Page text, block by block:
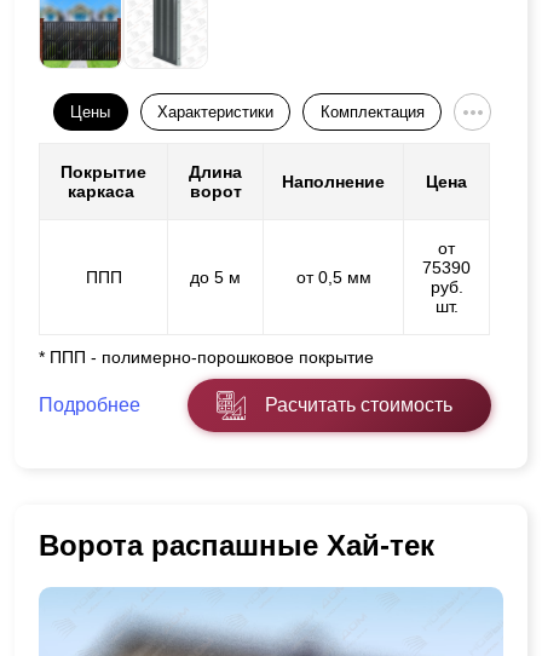
Цены Характеристики Комплектация
Покрытие
каркаса
Длина
ворот
Наполнение Цена
ППП до 5 м от 0,5 мм
от
75390
руб.
шт.
* ППП - полимерно-порошковое покрытие
Подробнее Расчитать стоимость
Ворота распашные Хай-тек